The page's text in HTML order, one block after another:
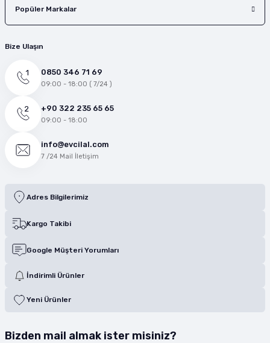
Popüler Markalar
Bize Ulaşın
0850 346 71 69
09:00 - 18:00 ( 7/24 )
+90 322 235 65 65
09:00 - 18:00
info@evcilal.com
7 /24 Mail İletişim
Adres Bilgilerimiz
Kargo Takibi
Google Müşteri Yorumları
İndirimli Ürünler
Yeni Ürünler
Bizden mail almak ister misiniz?